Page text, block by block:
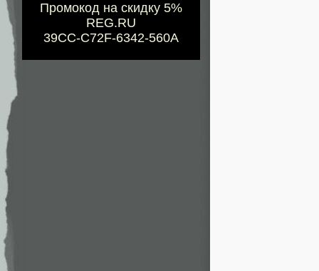
Промокод на скидку 5%
REG.RU
39CC-C72F-6342-560A